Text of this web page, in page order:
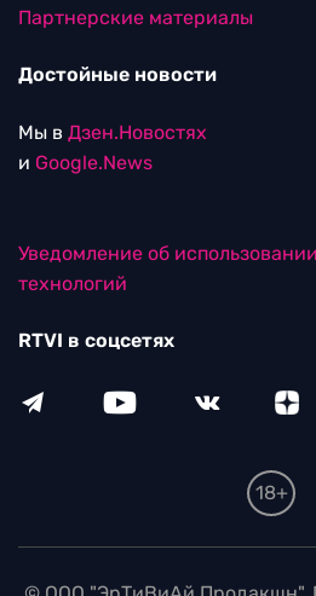
Партнерские материалы
Достойные новости
Мы в Дзен.Новостях
и Google.News
Уведомление об
технологий
RTVI в соцсетях
18+